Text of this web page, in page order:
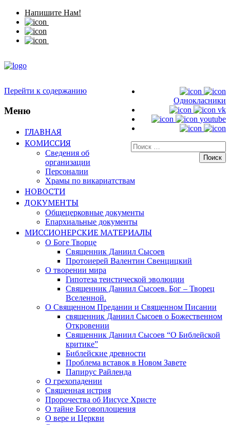
Напишите Нам!
Однокласники
vk
youtube
Искать:
Перейти к содержанию
Меню
ГЛАВНАЯ
КОМИССИЯ
Сведения об
организации
Персоналии
Храмы по викариатствам
НОВОСТИ
ДОКУМЕНТЫ
Общецерковные документы
Епархиальные документы
МИССИОНЕРСКИЕ МАТЕРИАЛЫ
О Боге Творце
Священник Даниил Сысоев
Протоиерей Валентин Свенцицкий
О творении мира
Гипотеза теистической эволюции
Священник Даниил Сысоев. Бог – Творец
Вселенной.
О Священном Предании и Священном Писании
священник Даниил Сысоев о Божественном
Откровении
Священник Даниил Сысоев “О Библейской
критике”
Библейские древности
Проблема вставок в Новом Завете
Папирус Райленда
О грехопадении
Священная истрия
Пророчества об Иисусе Христе
О тайне Боговоплощения
О вере и Церкви